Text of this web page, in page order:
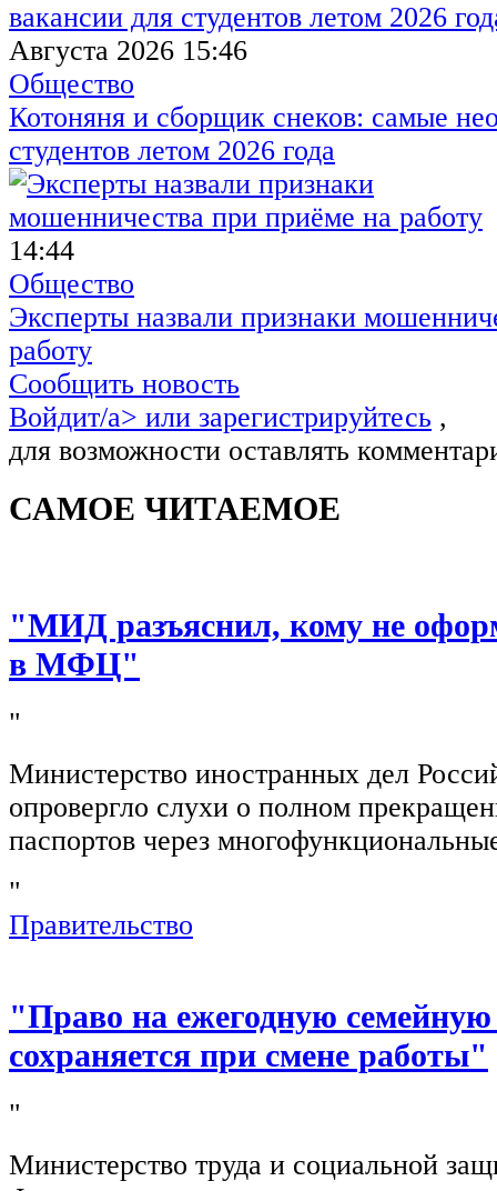
Августа 2026 15:46
Общество
Котоняня и сборщик снеков: самые
студентов летом 2026 года
14:44
Общество
Эксперты назвали признаки
работу
Сообщить новость
Войдит/a> или зарегистрируйтесь ,
для возможности оставлять
САМОЕ ЧИТАЕМОЕ
"МИД разъяснил, кому не
в МФЦ"
"
Министерство иностранных дел
опровергло слухи о полном
паспортов через
"
Правительство
"Право на ежегодную
сохраняется при смене работы"
"
Министерство труда и социальной